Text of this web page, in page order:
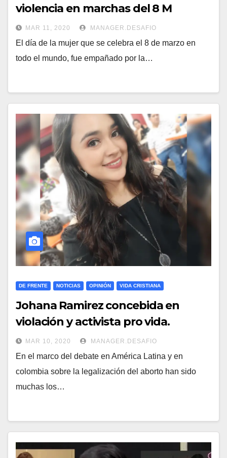
violencia en marchas del 8 M
MAR 11, 2020 MANAGER.DESAFIO
El día de la mujer que se celebra el 8 de marzo en
todo el mundo, fue empañado por la…
DE FRENTE NOTICIAS OPINIÓN VIDA CRISTIANA
Johana Ramirez concebida en
violación y activista pro vida.
MAR 10, 2020 MANAGER.DESAFIO
En el marco del debate en América Latina y en
colombia sobre la legalización del aborto han sido
muchas los…